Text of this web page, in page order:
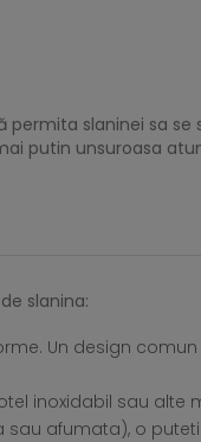
slaninei sa
putin unsuroasa
slanina:
Un design
inoxidabil sau alte
afumata), o